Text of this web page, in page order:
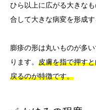
ひら以上に広がる大きな
合して大きな病変を形成す
膨疹の形は丸いものが多
ります。 皮膚を指で押す
戻るのが特徴です。